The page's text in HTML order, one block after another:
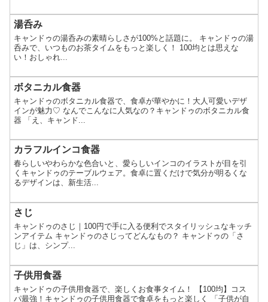
湯呑み
キャンドゥの湯呑みの素晴らしさが100%と話題に。 キャンドゥの湯
呑みで、いつものお茶タイムをもっと楽しく！ 100均とは思えな
い！おしゃれ...
ボタニカル食器
キャンドゥのボタニカル食器で、食卓が華やかに！大人可愛いデザ
インが魅力♡ なんでこんなに人気なの？キャンドゥのボタニカル食
器 「え、キャンド...
カラフルインコ食器
春らしいやわらかな色合いと、愛らしいインコのイラストが目を引
くキャンドゥのテーブルウェア。食卓に置くだけで気分が明るくな
るデザインは、新生活...
さじ
キャンドゥのさじ｜100円で手に入る便利でスタイリッシュなキッチ
ンアイテム キャンドゥのさじってどんなもの？ キャンドゥの「さ
じ」は、シンプ...
子供用食器
キャンドゥの子供用食器で、楽しくお食事タイム！ 【100均】コス
パ最強！キャンドゥの子供用食器で食卓をもっと楽しく 「子供が自